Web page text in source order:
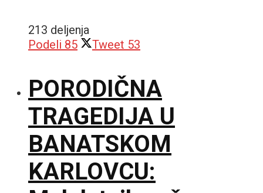
213 deljenja
Podeli 85 Tweet 53
PORODIČNA
TRAGEDIJA U
BANATSKOM
KARLOVCU: